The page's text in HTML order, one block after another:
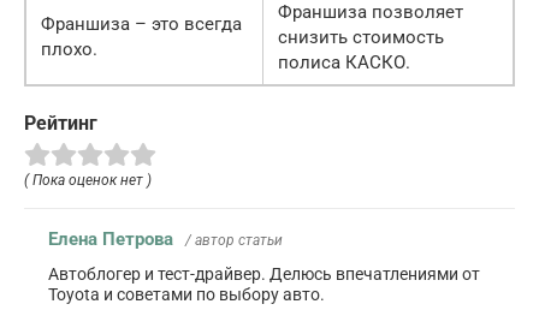
Франшиза – это всегда
плохо.
Франшиза позволяет
снизить стоимость
полиса КАСКО.
Рейтинг
( Пока оценок нет )
Елена Петрова / автор статьи
Автоблогер и тест-драйвер. Делюсь впечатлениями от
Toyota и советами по выбору авто.